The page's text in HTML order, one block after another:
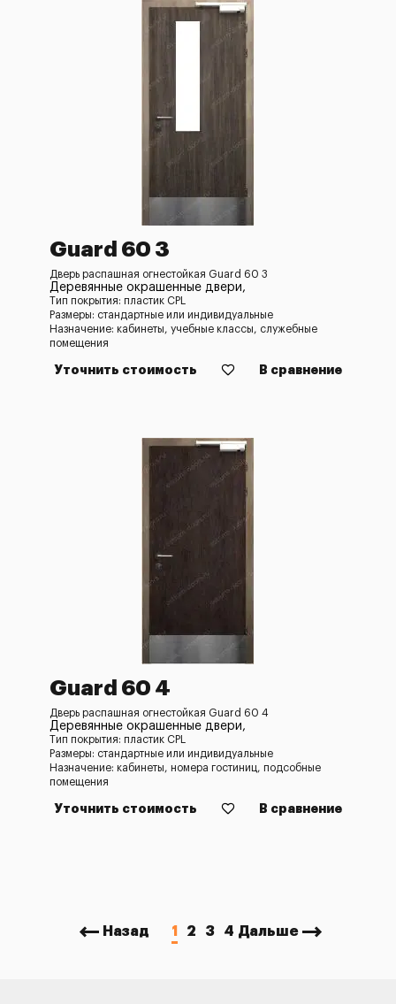
Guard 60 3
Дверь распашная огнестойкая Guard 60 3
Деревянные окрашенные двери,
Тип покрытия: пластик CPL
Размеры: стандартные или индивидуальные
Назначение: кабинеты, учебные классы, служебные
помещения
Уточнить стоимость В сравнение
Guard 60 4
Дверь распашная огнестойкая Guard 60 4
Деревянные окрашенные двери,
Тип покрытия: пластик CPL
Размеры: стандартные или индивидуальные
Назначение: кабинеты, номера гостиниц, подсобные
помещения
Уточнить стоимость В сравнение
Назад 1 2 3 4 Дальше